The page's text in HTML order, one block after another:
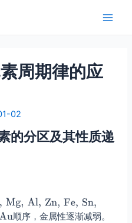
周期律的应
02
的分区及其性质递
​顺序，金属性逐渐减弱。